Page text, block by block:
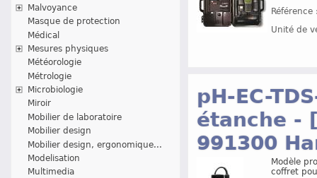
Malvoyance
Masque de protection
Médical
Mesures physiques
Météorologie
Métrologie
Microbiologie
Miroir
Mobilier de laboratoire
Mobilier design
Mobilier design, ergonomique...
Modelisation
Multimedia
Unité de
pH-EC-
étanche -
991300
Modèle
coffret